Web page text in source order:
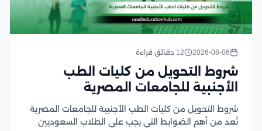
2026-08-06 12 دقائق قراءة
شروط التحويل من كليات الطب
الأجنبية للجامعات المصرية
شروط التحويل من كليات الطب الأجنبية للجامعات المصرية
تُعد من أهم الضوابط التي يجب على الطلاب السعوديين